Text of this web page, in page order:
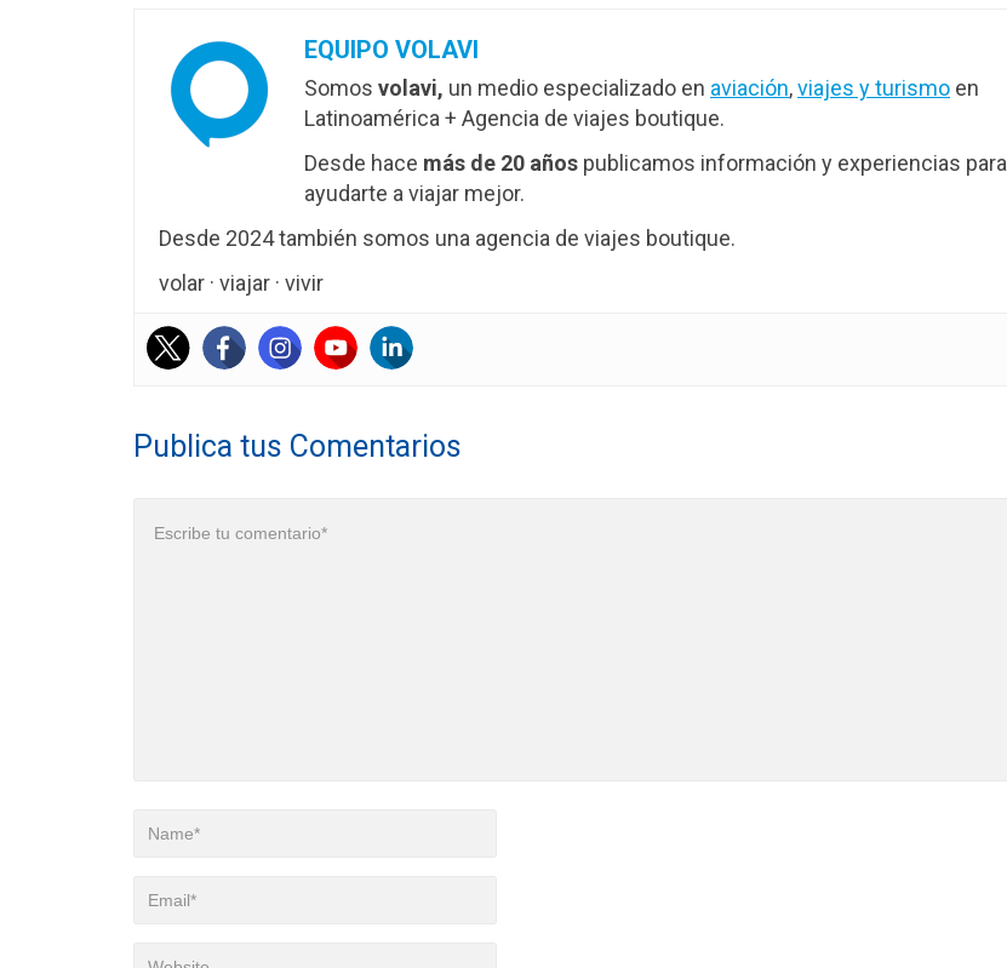
EQUIPO VOLAVI
Somos volavi, un medio especializado en aviación,viajes y turismo en
Latinoamérica + Agencia de viajes boutique.
Desde hace más de 20 años publicamos información y experiencias para
ayudarte a viajar mejor.
Desde 2024 también somos una agencia de viajes boutique.
volar · viajar · vivir
Publica tus Comentarios